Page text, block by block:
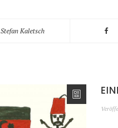
Stefan Kaletsch